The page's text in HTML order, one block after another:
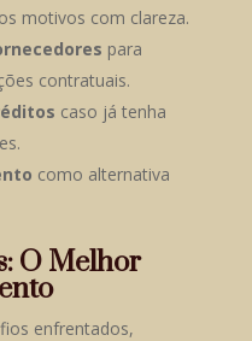
motivos com clareza.
para
contratuais.
caso já tenha
como alternativa
O Melhor
enfrentados,